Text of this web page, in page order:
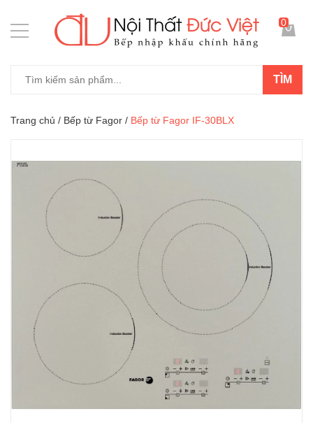
TÌM
0
Trang chủ / Bếp từ Fagor / Bếp từ Fagor IF-30BLX